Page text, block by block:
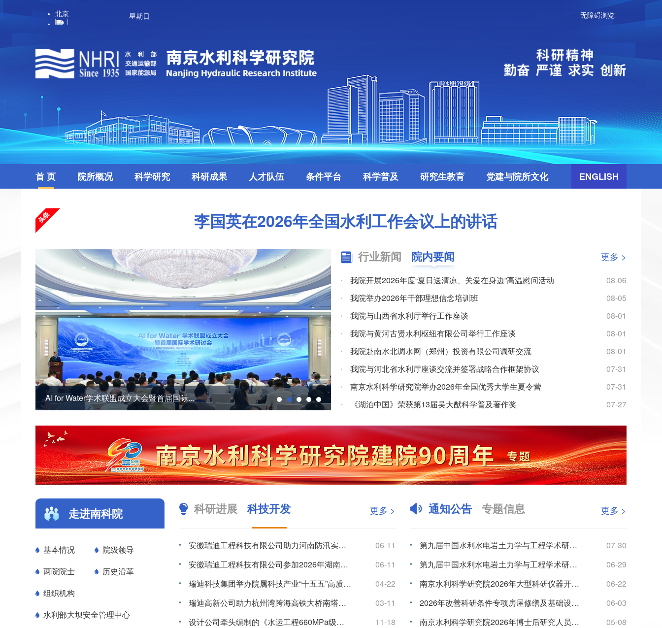
星期日 无障碍浏览
首 页 院所概况 科学研究 科研成果 人才队伍 条件平台 科学普及 研究生教育 党建与院所文化 ENGLISH
李国英在2026年全国水利工作会议上的讲话
AI for Water学术联盟成立大会暨首届国际... 南京水利科学研究院深度参与第十届世界交通运输大会
行业新闻 院内要闻 更多 >
我院开展2026年度“夏日送清凉、关爱在身边”高温慰问活动
08-06
我院举办2026年干部理想信念培训班
08-05
我院与山西省水利厅举行工作座谈
08-01
我院与黄河古贤水利枢纽有限公司举行工作座谈
08-01
我院赴南水北调水网（郑州）投资有限公司调研交流
08-01
我院与河北省水利厅座谈交流并签署战略合作框架协议
07-31
南京水利科学研究院举办2026年全国优秀大学生夏令营
07-31
《湖泊中国》荣获第13届吴大猷科学普及著作奖
07-27
走进南科院
基本情况
院级领导
两院院士
历史沿革
组织机构
水利部大坝安全管理中心
科研进展 科技开发 更多 >
我院两项“十四五”国家重点研发计划项目通过中期检查
07-29
我院牵头完成的“港口建设与海域生态系统协同技术”入选海洋工程技术2024-2026年度十大代表性科技...
07-20
我院牵头完成的“长江感潮河段水沙变异和崩岸监测预警关键技术及应用”入选2025年度江苏省行业领域十大...
07-16
国家重点研发计划揭榜挂帅项目“复杂筑坝条件下沥青混凝土心墙坝渗漏诊断与处置关键技术研发”通过“里程碑...
06-30
我院承担的国家重点研发计划课题“气候变化与人类活动对长江中下游湖泊影响的模拟及预测”通过绩效评价
06-29
通知公告 专题信息 更多 >
第九届中国水利水电岩土力学与工程学术研讨会（3号通知）
07-30
第九届中国水利水电岩土力学与工程学术研讨会（2号通知）
06-29
南京水利科学研究院2026年大型科研仪器开放共享数据信息公示
06-22
2026年改善科研条件专项房屋修缮及基础设施改造项目监理服务综合评议比选公告
06-03
南京水利科学研究院2026年博士后研究人员招收公告
05-08